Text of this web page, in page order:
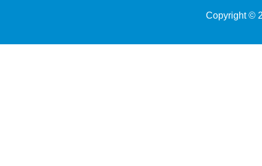
Copyright ©